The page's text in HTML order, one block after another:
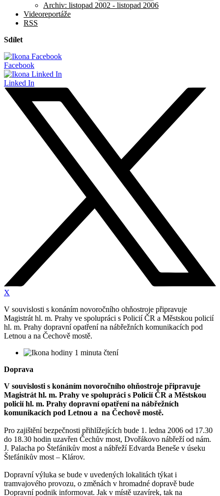
Archiv: listopad 2002 - listopad 2006
Videoreportáže
RSS
Sdílet
Facebook
Linked In
X
V souvislosti s konáním novoročního ohňostroje připravuje
Magistrát hl. m. Prahy ve spolupráci s Policií ČR a Městskou policií
hl. m. Prahy dopravní opatření na nábřežních komunikacích pod
Letnou a na Čechově mostě.
1 minuta čtení
Doprava
V souvislosti s konáním novoročního ohňostroje připravuje
Magistrát hl. m. Prahy ve spolupráci s Policií ČR a Městskou
policií hl. m. Prahy dopravní opatření na nábřežních
komunikacích pod Letnou a na Čechově mostě.
Pro zajištění bezpečnosti přihlížejících bude 1. ledna 2006 od 17.30
do 18.30 hodin uzavřen Čechův most, Dvořákovo nábřeží od nám.
J. Palacha po Štefánikův most a nábřeží Edvarda Beneše v úseku
Štefánikův most – Klárov.
Dopravní výluka se bude v uvedených lokalitách týkat i
tramvajového provozu, o změnách v hromadné dopravě bude
Dopravní podnik informovat. Jak v místě uzavírek, tak na